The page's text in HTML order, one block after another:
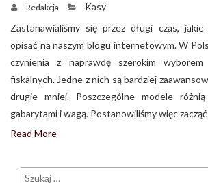
Redakcja
Kasy
Zastanawialiśmy się przez długi czas,
opisać na naszym blogu internetowym. W
czynienia z naprawdę szerokim
fiskalnych. Jedne z nich są bardziej
drugie mniej. Poszczególne modele
gabarytami i wagą. Postanowiliśmy więc
Read More